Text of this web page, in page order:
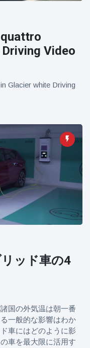
Video
Glacier white Driving
ッド車の4
国の外気温は朝一番
一般的な影響はわか
車にはどのように影
車を最大限に活用す